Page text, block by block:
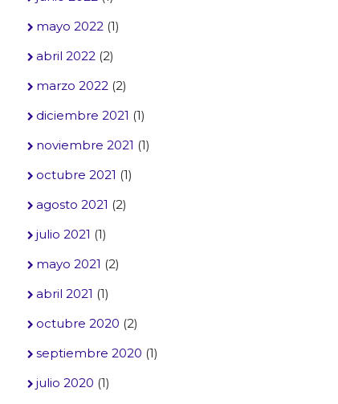
mayo 2022 (1)
abril 2022 (2)
marzo 2022 (2)
diciembre 2021 (1)
noviembre 2021 (1)
octubre 2021 (1)
agosto 2021 (2)
julio 2021 (1)
mayo 2021 (2)
abril 2021 (1)
octubre 2020 (2)
septiembre 2020 (1)
julio 2020 (1)